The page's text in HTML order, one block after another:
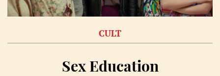
CULT
Sex Education